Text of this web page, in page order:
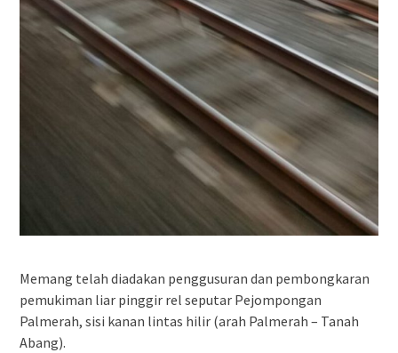
Memang telah diadakan penggusuran dan pembongkaran
pemukiman liar pinggir rel seputar Pejompongan
Palmerah, sisi kanan lintas hilir (arah Palmerah – Tanah
Abang).